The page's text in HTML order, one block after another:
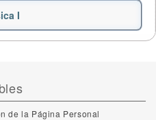
I
de la Página Personal